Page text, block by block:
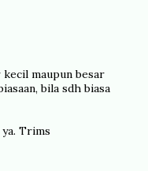
maupun besar
bila sdh biasa
Trims